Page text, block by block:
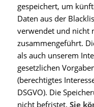
gespeichert, um
Daten aus der
verwendet und nicht
zusammengeführt.
als auch unserem
gesetzlichen
(berechtigtes
DSGVO). Die
nicht befristet. Sie